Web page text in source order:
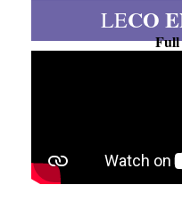
LECO
Full